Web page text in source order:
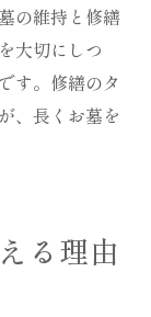
の維持と修繕
大切にしつ
す。修繕のタ
、長くお墓を
る理由